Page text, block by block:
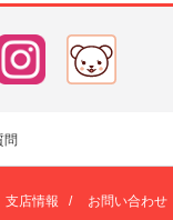
問
支店情報 / お問い合わせ